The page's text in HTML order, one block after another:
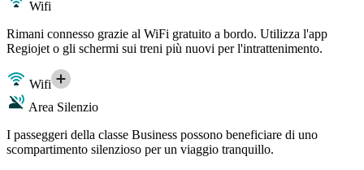
Wifi
Rimani connesso grazie al WiFi gratuito a bordo. Utilizza l'app
Regiojet o gli schermi sui treni più nuovi per l'intrattenimento.
Wifi
Area Silenzio
I passeggeri della classe Business possono beneficiare di uno
scompartimento silenzioso per un viaggio tranquillo.